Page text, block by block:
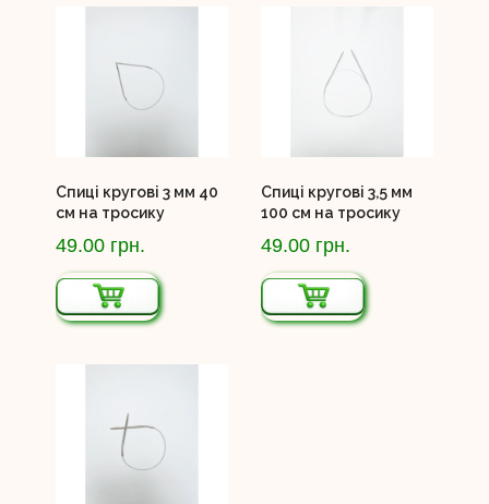
Спиці кругові 3 мм 40
см на тросику
49.00 грн.
Спиці кругові 3,5 мм
100 см на тросику
49.00 грн.